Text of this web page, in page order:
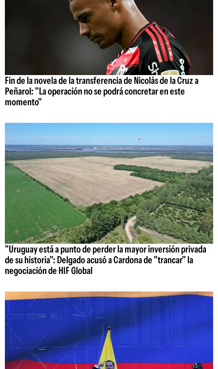
Fin de la novela de la transferencia de Nicolás de la Cruz a
Peñarol: "La operación no se podrá concretar en este
momento"
"Uruguay está a punto de perder la mayor inversión privada
de su historia": Delgado acusó a Cardona de "trancar" la
negociación de HIF Global